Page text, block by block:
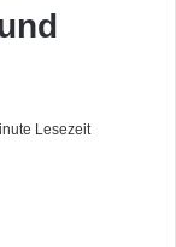
Lesezeit